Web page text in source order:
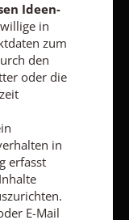
kündigen
Ideen-
in
zum
den
oder die
in
erfasst
E-Mail